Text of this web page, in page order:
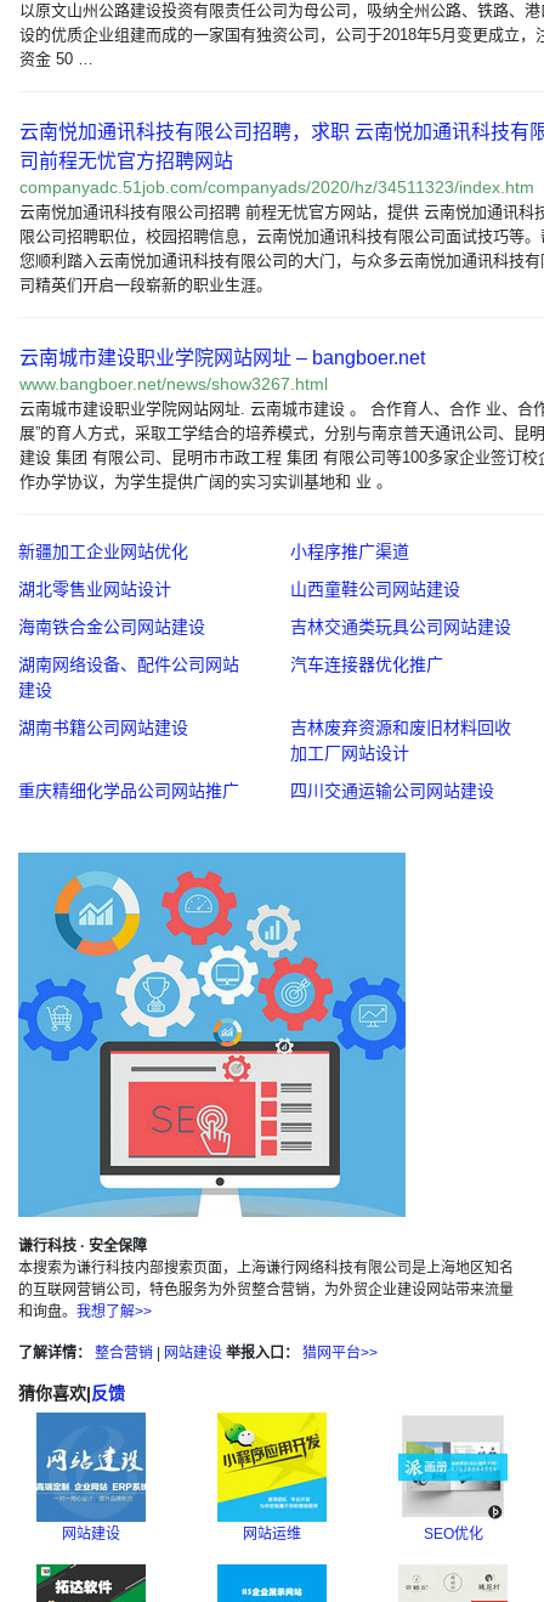
以原文山州公路建设投资有限责任公司为母公司，吸纳全州公路、铁路、港
设的优质企业组建而成的一家国有独资公司，公司于2018年5月变更成立，
资金 50 …
云南悦加通讯科技有限公司招聘，求职 云南悦加通讯科技有
司前程无忧官方招聘网站
companyadc.51job.com/companyads/2020/hz/34511323/index.htm
云南悦加通讯科技有限公司招聘 前程无忧官方网站，提供 云南悦加通讯科
限公司招聘职位，校园招聘信息，云南悦加通讯科技有限公司面试技巧等。
您顺利踏入云南悦加通讯科技有限公司的大门，与众多云南悦加通讯科技有
司精英们开启一段崭新的职业生涯。
云南城市建设职业学院网站网址 – bangboer.net
www.bangboer.net/news/show3267.html
云南城市建设职业学院网站网址. 云南城市建设 。 合作育人、合作 业、合
展”的育人方式，采取工学结合的培养模式，分别与南京普天通讯公司、昆
建设 集团 有限公司、昆明市市政工程 集团 有限公司等100多家企业签订校
作办学协议，为学生提供广阔的实习实训基地和 业 。
新疆加工企业网站优化
小程序推广渠道
湖北零售业网站设计
山西童鞋公司网站建设
海南铁合金公司网站建设
吉林交通类玩具公司网站建设
湖南网络设备、配件公司网站
建设
汽车连接器优化推广
湖南书籍公司网站建设
吉林废弃资源和废旧材料回收
加工厂网站设计
重庆精细化学品公司网站推广
四川交通运输公司网站建设
谦行科技 · 安全保障
本搜索为谦行科技内部搜索页面，上海谦行网络科技有限公司是上海地区知名
的互联网营销公司，特色服务为外贸整合营销，为外贸企业建设网站带来流量
和询盘。 我想了解>>
了解详情： 整合营销 网站建设 举报入口： 猎网平台>>
猜你喜欢|反馈
网站建设 网站运维 SEO优化